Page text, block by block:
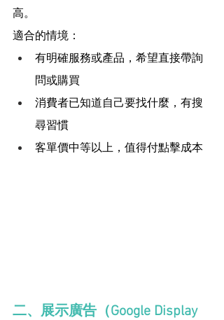
高。
適合的情境：
有明確服務或產品，希望直接帶詢
問或購買
消費者已知道自己要找什麼，有搜
尋習慣
客單價中等以上，值得付點擊成本
二、展示廣告（Google Display